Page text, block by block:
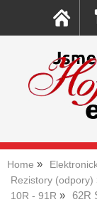
Home
Rezistory (odpory)
10R - 91R
62R